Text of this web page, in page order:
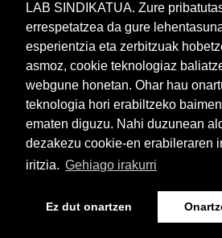
BIZILAN.EUS
INTRANET 🔑
Euskera
www.lab.eus
Euskera
LAB SINDIKATUA. Zure
errespetatzea da gure
esperientzia eta zerbitzuak
asmoz, cookie teknologiaz
webgune honetan. Ohar hau
teknologia hori erabiltzeko
ematen diguzu. Nahi duzunean
dezakezu cookie-en erabileraren
iritzia. Gehiago irakurri
Ez dut onartzen